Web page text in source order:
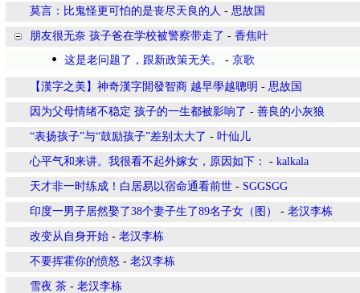
莫言：比鬼怪更可怕的是丧尽天良的人 - 思故国
朋友很无奈 孩子爸在学校被警察带走了 - 香焦叶
这是老问题了，跟新政策无关。
- 京歌
【漢字之美】神奇漢字開發智商 越早學越聰明 - 思故国
因为父母情绪不稳定 孩子的一生都被影响了 - 善良的小灰狼
“表扬孩子”与“鼓励孩子”差别太大了 - 叶仙儿
心平气和来讲。我很看不起外嫁女，原因如下： - kalkala
天才非一时练成！白居易以宿命通看前世 - SGGSGG
印度一男子居然娶了38个妻子生了89名子女（图） - 老汉李栋
改变从自身开始 - 老汉李栋
不要挥霍你的愤怒 - 老汉李栋
雪夜 茶 - 老汉李栋